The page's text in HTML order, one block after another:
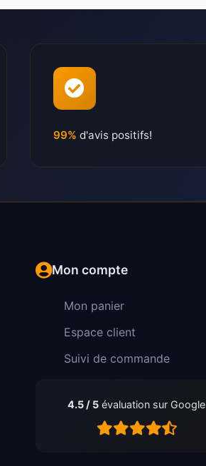
99% d'avis positifs!
Mon compte
Mon panier
Espace client
Suivi de commande
4.5 / 5 évaluation sur Google